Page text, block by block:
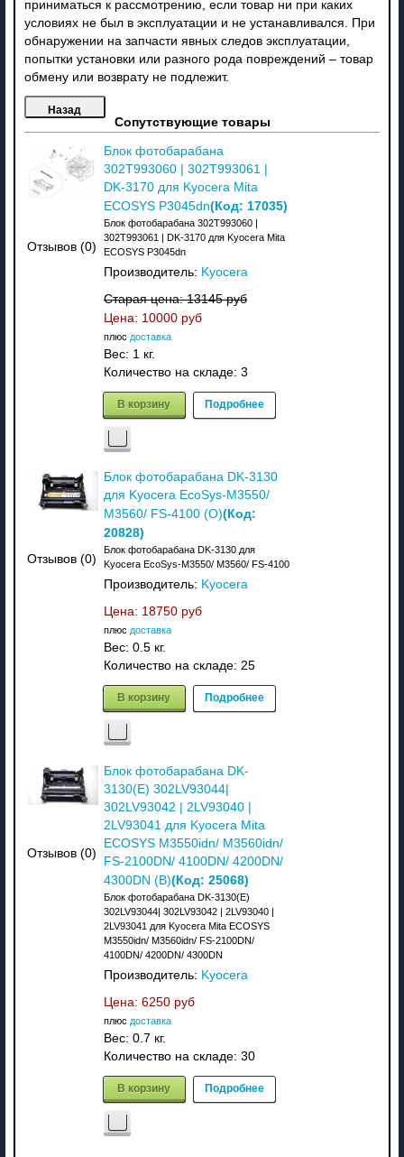
приниматься к рассмотрению, если товар ни при каких
условиях не был в эксплуатации и не устанавливался. При
обнаружении на запчасти явных следов эксплуатации,
попытки установки или разного рода повреждений – товар
обмену или возврату не подлежит.
Сопутствующие товары
Отзывов (0)
Блок фотобарабана
302T993060 | 302T993061 |
DK-3170 для Kyocera Mita
ECOSYS P3045dn(Код: 17035)
Блок фотобарабана 302T993060 |
302T993061 | DK-3170 для Kyocera Mita
ECOSYS P3045dn
Производитель: Kyocera
Старая цена:13145 руб
Цена: 10000 руб
плюс доставка
Вес: 1 кг.
Количество на складе: 3
В корзину Подробнее
Отзывов (0)
Блок фотобарабана DK-3130
для Kyocera EcoSys-M3550/
M3560/ FS-4100 (O)(Код:
20828)
Блок фотобарабана DK-3130 для
Kyocera EcoSys-M3550/ M3560/ FS-4100
Производитель: Kyocera
Цена: 18750 руб
плюс доставка
Вес: 0.5 кг.
Количество на складе: 25
В корзину Подробнее
Отзывов (0)
Блок фотобарабана DK-
3130(E) 302LV93044|
302LV93042 | 2LV93040 |
2LV93041 для Kyocera Mita
ECOSYS M3550idn/ M3560idn/
FS-2100DN/ 4100DN/ 4200DN/
4300DN (В)(Код: 25068)
Блок фотобарабана DK-3130(E)
302LV93044| 302LV93042 | 2LV93040 |
2LV93041 для Kyocera Mita ECOSYS
M3550idn/ M3560idn/ FS-2100DN/
4100DN/ 4200DN/ 4300DN
Производитель: Kyocera
Цена: 6250 руб
плюс доставка
Вес: 0.7 кг.
Количество на складе: 30
В корзину Подробнее